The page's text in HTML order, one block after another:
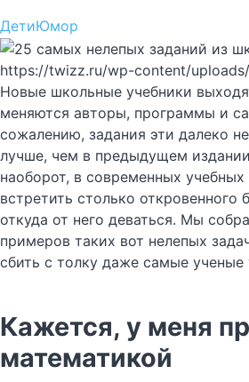
ДетиЮмор
https://twizz.ru/wp-content/
Новые школьные учебники
меняются авторы, программы и
сожалению, задания эти далеко
лучше, чем в предыдущем
наоборот, в современных
встретить столько откровенного
откуда от него деваться. Мы
примеров таких вот нелепых
сбить с толку даже самые
Кажется, у меня
математикой